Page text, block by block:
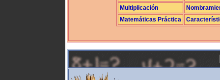
Multiplicación
Matemáticas Práctica